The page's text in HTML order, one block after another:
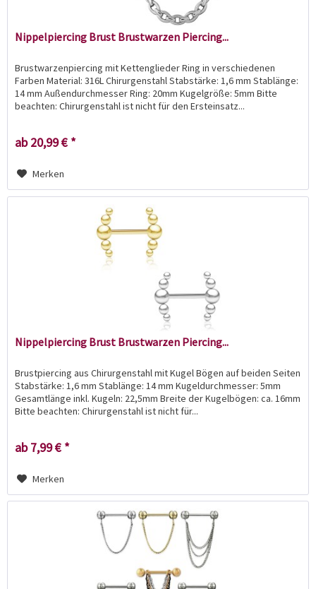
Nippelpiercing Brust Brustwarzen Piercing...
Brustwarzenpiercing mit Kettenglieder Ring in verschiedenen
Farben Material: 316L Chirurgenstahl Stabstärke: 1,6 mm Stablänge:
14 mm Außendurchmesser Ring: 20mm Kugelgröße: 5mm Bitte
beachten: Chirurgenstahl ist nicht für den Ersteinsatz...
ab 20,99 € *
Merken
Nippelpiercing Brust Brustwarzen Piercing...
Brustpiercing aus Chirurgenstahl mit Kugel Bögen auf beiden Seiten
Stabstärke: 1,6 mm Stablänge: 14 mm Kugeldurchmesser: 5mm
Gesamtlänge inkl. Kugeln: 22,5mm Breite der Kugelbögen: ca. 16mm
Bitte beachten: Chirurgenstahl ist nicht für...
ab 7,99 € *
Merken